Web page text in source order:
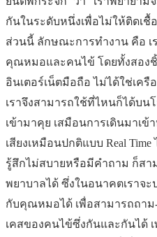
กันในระดับหนึ่งเพื่อไม่ให้ติดเชื้
ส่วนนี้ ลักษณะการทำงาน คือ เ
คุณหมอและคนไข้ โดยทั้งสอง
อินเตอร์เน็ตมือถือ ไม่ได้ใช่เค
เราจึงสามารถใช้ที่ไหนก็ได้บ
เข้ามาคุย เสมือนการเดินมาเ
เสียงเหมือนปกติแบบ Real
รู้สึกไม่สบายหรือมีคำถาม ก็ส
พยาบาลได้ ซึ่งในอนาคตเราจ
กับคุณหมอได้ เพื่อสามารถถาม
เคสของคนไข้ซึ่งกันและกันได้